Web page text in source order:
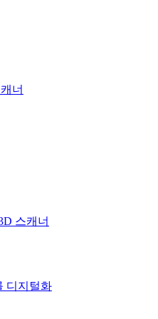
너
스캐너
디지털화